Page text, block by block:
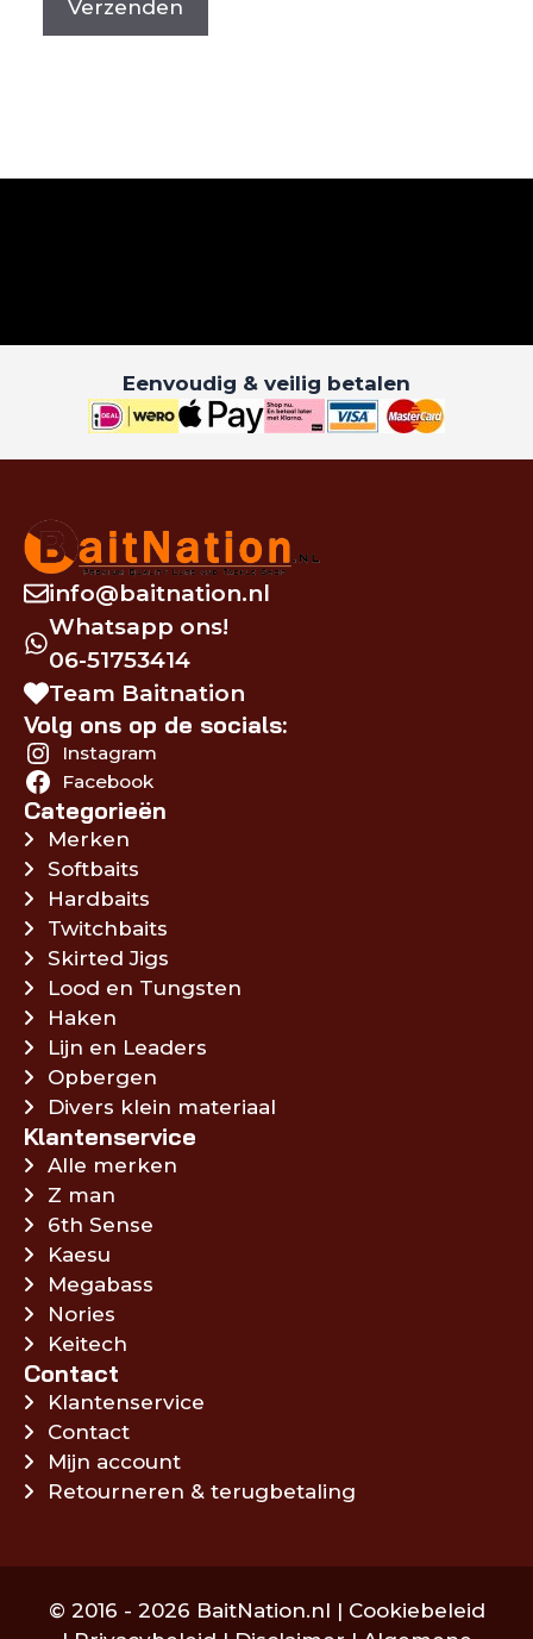
Eenvoudig & veilig betalen
info@baitnation.nl
Whatsapp ons!
06-51753414
Team Baitnation
Volg ons op de socials:
Instagram
Facebook
Categorieën
Merken
Softbaits
Hardbaits
Twitchbaits
Skirted Jigs
Lood en Tungsten
Haken
Lijn en Leaders
Opbergen
Divers klein materiaal
Klantenservice
Alle merken
Z man
6th Sense
Kaesu
Megabass
Nories
Keitech
Contact
Klantenservice
Contact
Mijn account
Retourneren & terugbetaling
© 2016 - 2026 BaitNation.nl | Cookiebeleid